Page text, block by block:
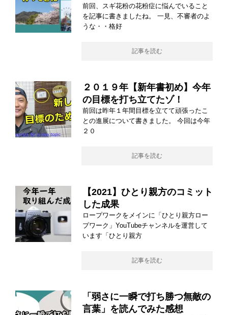
前回、スギ花粉の花粉症に悩んでいること
を記事に書きましたね。 一見、不審者のよ
うな・・格好
記事を読む
２０１９年【新年書初め】今年
の目標を打ち立てたゾ！
前回は昨年１年間目標を立てて頑張ったこ
との進展について書きました。 今回は今年
２０
記事を読む
【2021】ひとり親方のコミット
した成果
ロープワークをメインに「ひとり親方ロー
プワーク」YouTubeチャンネルを運営して
います「ひとり親方
記事を読む
「弱さに一瞬で打ち勝つ無敵の
言葉」を読んでみた感想